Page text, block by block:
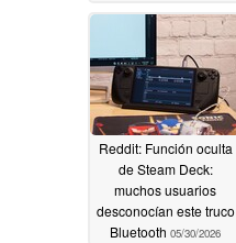
06/03/2026
Reddit: Función oculta
de Steam Deck:
muchos usuarios
desconocían este truco
Bluetooth 05/30/2026